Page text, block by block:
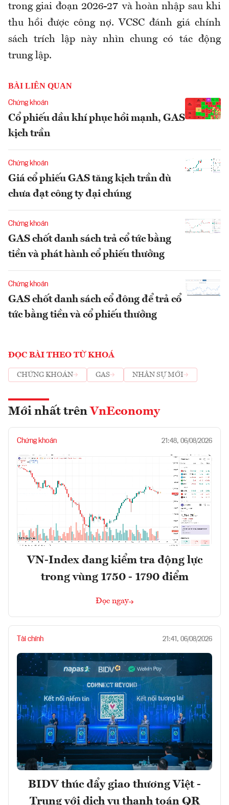
trong giai đoạn 2026-27 và hoàn nhập sau khi
thu hồi được công nợ. VCSC đánh giá chính
sách trích lập này nhìn chung có tác động
trung lập.
BÀI LIÊN QUAN
Chứng khoán
Cổ phiếu dầu khí phục hồi mạnh, GAS
kịch trần
Chứng khoán
Giá cổ phiếu GAS tăng kịch trần dù
chưa đạt công ty đại chúng
Chứng khoán
GAS chốt danh sách trả cổ tức bằng
tiền và phát hành cổ phiếu thưởng
Chứng khoán
GAS chốt danh sách cổ đông để trả cổ
tức bằng tiền và cổ phiếu thưởng
ĐỌC BÀI THEO TỪ KHOÁ
CHỨNG KHOÁN GAS NHÂN SỰ MỚI
Mới nhất trên VnEconomy
Chứng khoán 21:48, 06/08/2026
VN-Index đang kiểm tra động lực
trong vùng 1750 - 1790 điểm
Đọc ngay
Tài chính 21:41, 06/08/2026
BIDV thúc đẩy giao thương Việt -
Trung với dịch vụ thanh toán QR